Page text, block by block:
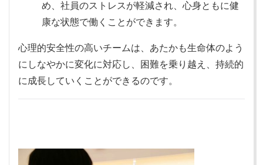
め、社員のストレスが軽減され、心身ともに健
康な状態で働くことができます。
心理的安全性の高いチームは、あたかも生命体のよう
にしなやかに変化に対応し、困難を乗り越え、持続的
に成長していくことができるのです。